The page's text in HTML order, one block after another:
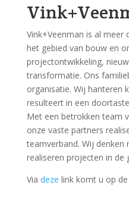
Vink+Veenman is al meer
het gebied van bouw en
projectontwikkeling,
transformatie. Ons
organisatie. Wij hanteren
resulteert in een
Met een betrokken team
onze vaste partners
teamverband. Wij denken
realiseren projecten in de
Via deze link komt u op